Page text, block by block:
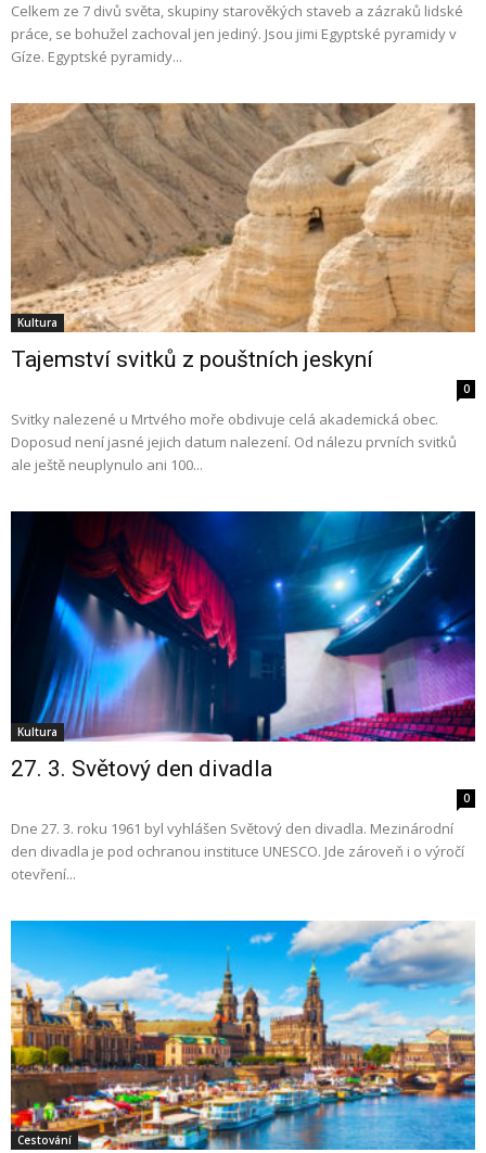
Celkem ze 7 divů světa, skupiny starověkých staveb a zázraků lidské
práce, se bohužel zachoval jen jediný. Jsou jimi Egyptské pyramidy v
Gíze. Egyptské pyramidy...
Kultura
Tajemství svitků z pouštních jeskyní
0
Svitky nalezené u Mrtvého moře obdivuje celá akademická obec.
Doposud není jasné jejich datum nalezení. Od nálezu prvních svitků
ale ještě neuplynulo ani 100...
Kultura
27. 3. Světový den divadla
0
Dne 27. 3. roku 1961 byl vyhlášen Světový den divadla. Mezinárodní
den divadla je pod ochranou instituce UNESCO. Jde zároveň i o výročí
otevření...
Cestování